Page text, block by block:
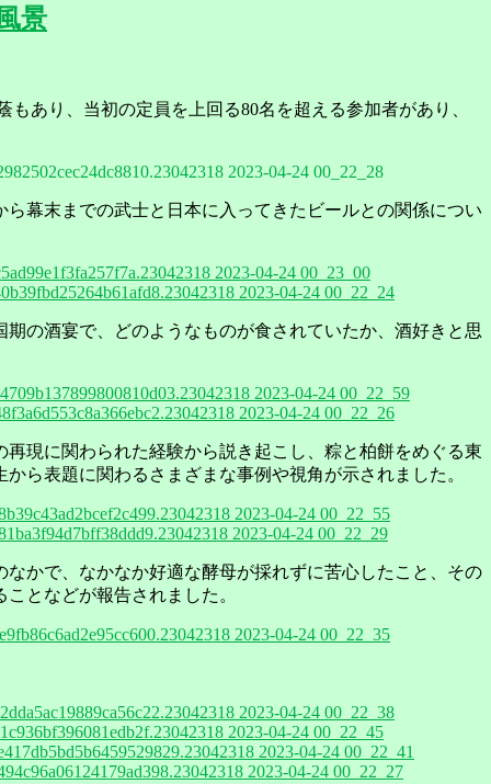
景
あり、当初の定員を上回る80名を超える参加者があり、
2023-04-24 00_22_28
幕末までの武士と日本に入ってきたビールとの関係につい
2023-04-24 00_23_00
2023-04-24 00_22_24
の酒宴で、どのようなものが食されていたか、酒好きと思
2023-04-24 00_22_59
2023-04-24 00_22_26
現に関わられた経験から説き起こし、粽と柏餅をめぐる東
ら表題に関わるさまざまな事例や視角が示されました。
2023-04-24 00_22_55
2023-04-24 00_22_29
かで、なかなか好適な酵母が採れずに苦心したこと、その
となどが報告されました。
2023-04-24 00_22_35
2023-04-24 00_22_38
2023-04-24 00_22_45
2023-04-24 00_22_41
2023-04-24 00_22_27